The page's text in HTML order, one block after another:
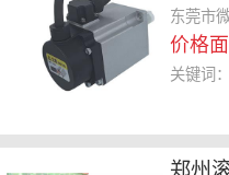
易供
东莞市
价格
关键词
郑州